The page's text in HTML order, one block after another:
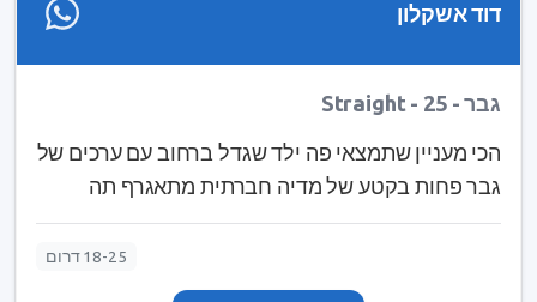
דוד אשקלון
גבר - Straight - 25
הכי מעניין שתמצאי פה ילד שגדל ברחוב עם ערכים של
גבר פחות בקטע של מדיה חברתית מתאגרף תה
התרפיה שלי dahon pao, tieguanyin שגדלים על גבול
ג'יאנגשי בדרום מזרח סין. גיל 8 מוריד סמלים מרכבים
18-25 דרום